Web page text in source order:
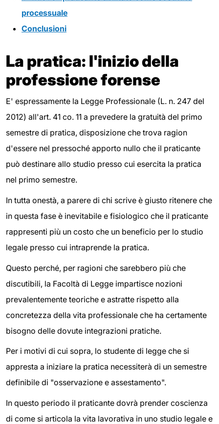
processuale
Conclusioni
La pratica: l'inizio della
professione forense
E' espressamente la Legge Professionale (L. n. 247 del
2012) all'art. 41 co. 11 a prevedere la gratuità del primo
semestre di pratica, disposizione che trova ragion
d'essere nel pressoché apporto nullo che il praticante
può destinare allo studio presso cui esercita la pratica
nel primo semestre.
In tutta onestà, a parere di chi scrive è giusto ritenere che
in questa fase è inevitabile e fisiologico che il praticante
rappresenti più un costo che un beneficio per lo studio
legale presso cui intraprende la pratica.
Questo perché, per ragioni che sarebbero più che
discutibili, la Facoltà di Legge impartisce nozioni
prevalentemente teoriche e astratte rispetto alla
concretezza della vita professionale che ha certamente
bisogno delle dovute integrazioni pratiche.
Per i motivi di cui sopra, lo studente di legge che si
appresta a iniziare la pratica necessiterà di un semestre
definibile di "osservazione e assestamento".
In questo periodo il praticante dovrà prender coscienza
di come si articola la vita lavorativa in uno studio legale e